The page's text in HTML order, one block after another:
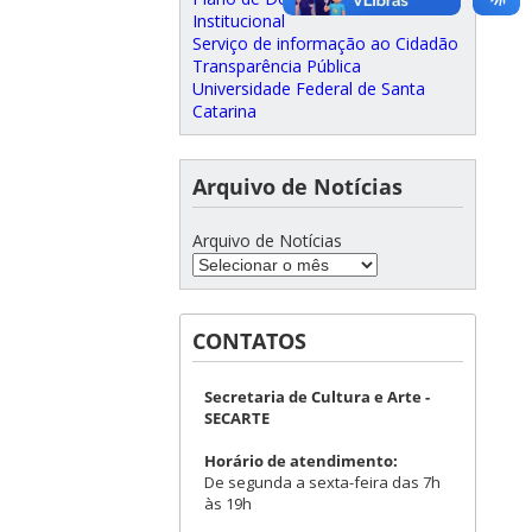
Institucional
Serviço de informação ao Cidadão
Transparência Pública
Universidade Federal de Santa
Catarina
Arquivo de Notícias
Arquivo de Notícias
CONTATOS
Secretaria de Cultura e Arte -
SECARTE
Horário de atendimento:
De segunda a sexta-feira das 7h
às 19h